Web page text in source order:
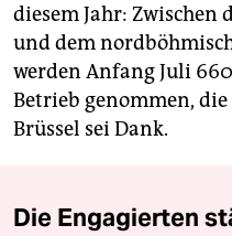
diesem Jahr: Zwischen
und dem
werden Anfang Juli
Betrieb genommen, die
Brüssel sei Dank.
Die Engagierten